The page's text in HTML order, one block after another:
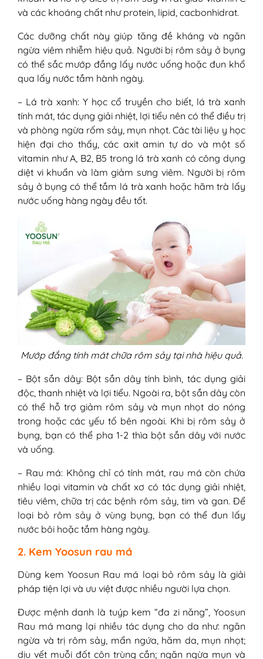
và các khoáng chất như protein, lipid, cacbonhidrat.
Các dưỡng chất này giúp tăng đề kháng và ngăn
ngừa viêm nhiễm hiệu quả. Người bị rôm sảy ở bụng
có thể sắc mướp đắng lấy nước uống hoặc đun khổ
qua lấy nước tắm hành ngày.
– Lá trà xanh: Y học cổ truyền cho biết, lá trà xanh
tính mát, tác dụng giải nhiệt, lợi tiểu nên có thể điều trị
và phòng ngừa rốm sảy, mụn nhọt. Các tài liệu y học
hiện đại cho thấy, các axit amin tự do và một số
vitamin như A, B2, B5 trong lá trà xanh có công dụng
diệt vi khuẩn và làm giảm sưng viêm. Người bị rôm
sảy ở bụng có thể tắm lá trà xanh hoặc hãm trà lấy
nước uống hàng ngày đều tốt.
Mướp đắng tính mát chữa rôm sảy tại nhà hiệu quả.
– Bột sắn dây: Bột sắn dây tính bình, tác dụng giải
độc, thanh nhiệt và lợi tiểu. Ngoài ra, bột sắn dây còn
có thể hỗ trợ giảm rôm sảy và mụn nhọt do nóng
trong hoặc các yếu tố bên ngoài. Khi bị rôm sảy ở
bụng, bạn có thể pha 1-2 thìa bột sắn dây với nước
và uống.
– Rau má: Không chỉ có tính mát, rau má còn chứa
nhiều loại vitamin và chất xơ có tác dụng giải nhiệt,
tiêu viêm, chữa trị các bệnh rôm sảy, tim và gan. Để
loại bỏ rôm sảy ở vùng bụng, bạn có thể đun lấy
nước bôi hoặc tắm hàng ngày.
2. Kem Yoosun rau má
Dùng kem Yoosun Rau má loại bỏ rôm sảy là giải
pháp tiện lợi và ưu việt được nhiều người lựa chọn.
Được mệnh danh là tuýp kem “đa zi năng”, Yoosun
Rau má mang lại nhiều tác dụng cho da như: ngăn
ngừa và trị rôm sảy, mẩn ngứa, hăm da, mụn nhọt;
dịu vết muỗi đốt côn trùng cắn; ngăn ngừa mụn và